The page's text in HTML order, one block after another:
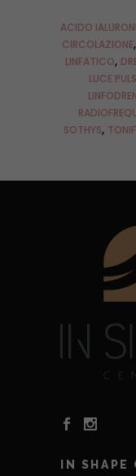
ACIDO
CIRCOLAZIONE
LINFATICO
LUCE
SOTHYS
IN SHAPE